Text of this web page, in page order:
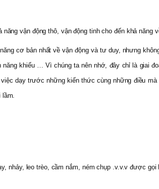
vận động thô, vận động tinh cho đến khả năng
cơ bản nhất về vận động và tư duy, nhưng
khiếu … Vì chúng ta nên nhớ, đây chỉ là giai
dạy trước những kiến thức cùng những điều
nhảy, leo trèo, cầm nắm, ném chụp .v.v.v được